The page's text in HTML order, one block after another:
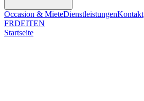
Occasion & MieteDienstleistungenKontakt
FRDEITEN
Startseite